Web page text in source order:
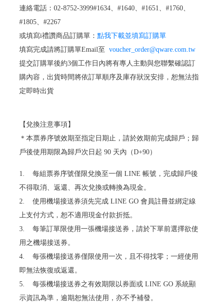
連絡電話：02-8752-3999#1634、#1640、#1651、#1760、
#1805、#2267
或填寫i禮讚商品訂購單： 點我下載並填寫訂購單
填寫完成請將訂購單Email至 voucher_order@qware.com.tw
提交訂購單後約3個工作日內將有專人主動與您聯繫確認訂
購內容，出貨時間將依訂單順序及庫存狀況安排，恕無法指
定即時出貨
【兌換注意事項】
＊本票券序號效期至指定日期止，請於效期前完成歸戶；歸
戶後使用期限為歸戶次日起 90 天內（D+90）
1. 每組票券序號僅限兌換至一個 LINE 帳號，完成歸戶後
不得取消、返還、再次兌換或轉換為現金。
2. 使用機場接送券須先完成 LINE GO 會員註冊並綁定線
上支付方式，恕不適用現金付款折抵。
3. 每筆訂單限使用一張機場接送券，請於下單前選擇欲使
用之機場接送券。
4. 每張機場接送券僅限使用一次，且不得找零；一經使用
即無法恢復或返還。
5. 每張機場接送券之有效期限以券面或 LINE GO 系統顯
示資訊為準，逾期恕無法使用，亦不予補發。